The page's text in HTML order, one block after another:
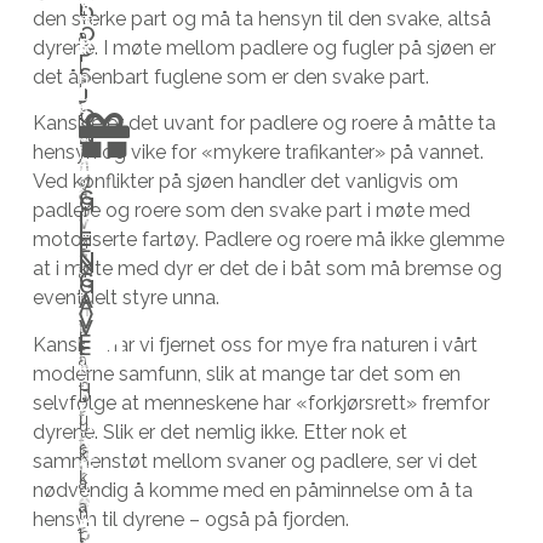
den sterke part og må ta hensyn til den svake, altså
dyrene. I møte mellom padlere og fugler på sjøen er
det åpenbart fuglene som er den svake part.
Kanskje er det uvant for padlere og roere å måtte ta
hensyn og vike for «mykere trafikanter» på vannet.
Ved konflikter på sjøen handler det vanligvis om
padlere og roere som den svake part i møte med
motoriserte fartøy. Padlere og roere må ikke glemme
at i møte med dyr er det de i båt som må bremse og
eventuelt styre unna.
Kanskje har vi fjernet oss for mye fra naturen i vårt
moderne samfunn, slik at mange tar det som en
selvfølge at menneskene har «forkjørsrett» fremfor
dyrene. Slik er det nemlig ikke. Etter nok et
sammenstøt mellom svaner og padlere, ser vi det
nødvendig å komme med en påminnelse om å ta
hensyn til dyrene – også på fjorden.
D
O
P
S
J
O
N
V
i
h
a
r
k
a
t
t
e
r
s
o
r
e
s
t
e
n
a
v
s
i
n
e
n
a
t
u
r
l
L
A
N
G
T
I
D
i
f
o
s
t
e
r
h
j
e
m
m
e
t
t
i
l
d
r
a
l
l
t
i
d
b
e
h
o
v
f
o
r
f
l
e
r
E
R
D
i
n
s
t
ø
t
t
e
v
i
l
h
j
e
l
m
å
n
e
d
s
g
i
v
e
r
e
r
d
u
m
e
d
G
I
E
N
G
A
V
E
D
u
k
a
n
G
I
E
N
G
A
V
E
H
u
s
k
a
t